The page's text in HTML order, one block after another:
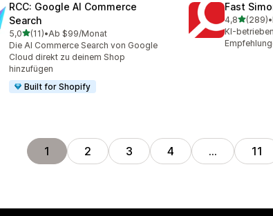
RCC: Google AI Commerce
Search
5,0von 5 Sternen
(11)
11 Rezensionen insgesamt
•Ab $99/Monat
Die AI Commerce Search von Google
Cloud direkt zu deinem Shop
hinzufügen
Built for Shopify
Fast
4,8von 5
(289)
289 •
KI-
1 2 3 4 … 11